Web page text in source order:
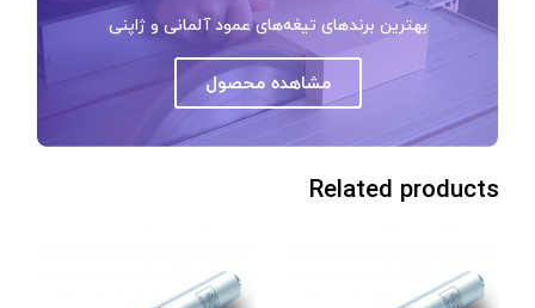
بهترین برندهای تیغه‌های عمود آلمانی و ژاپنی
مشاهده محصول
Related products